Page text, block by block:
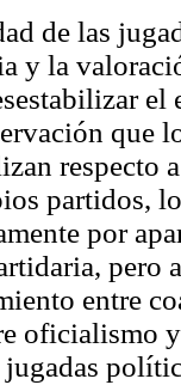
de las
y la
el
que
respecto
partidos,
por
pero
entre
oficialismo